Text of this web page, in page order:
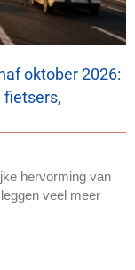
oktober 2026:
fietsers,
hervorming van
veel meer